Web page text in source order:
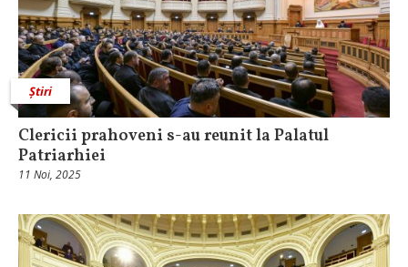
Știri
Clericii prahoveni s-au reunit la Palatul
Patriarhiei
11 Noi, 2025